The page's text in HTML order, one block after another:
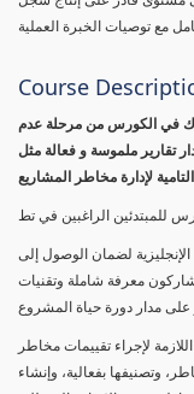
مع توصيات الخبرة العملية
Course
المشارك في الكورس من مرحلة عدم
تقارير ملموسة و فعالة مثل
الإنجليزية لضمان الوصول إلى
معرفة شاملة وتقنيات
لإجراء تقييمات مخاطر
وتصنيفها بفعالية، وإنشاء